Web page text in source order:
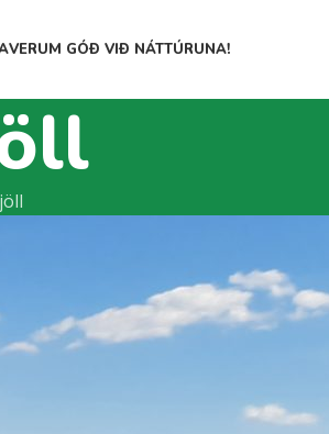
VERUM GÓÐ VIÐ NÁTTÚRUNA!